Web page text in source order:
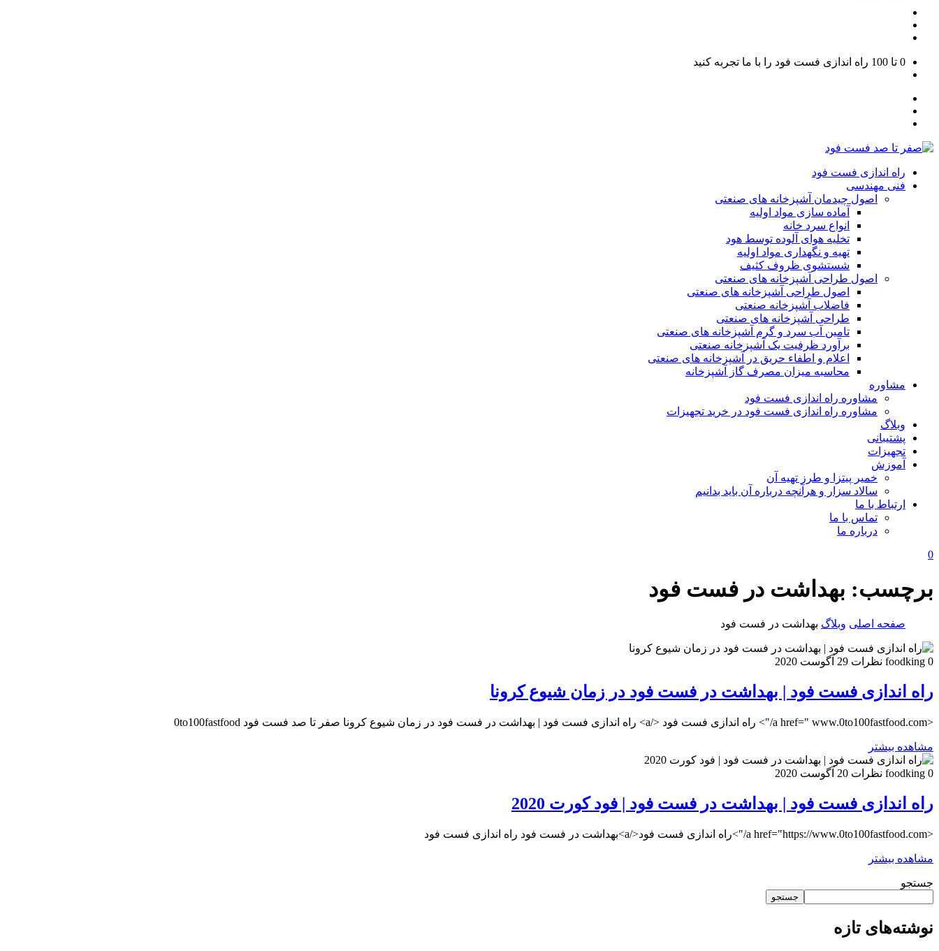
0 تا 100 راه اندازی فست فود را با ما تجربه کنید
راه اندازی فست فود
فنی مهندسی
اصول چیدمان آشپزخانه های صنعتی
آماده سازی مواد اولیه
انواع سرد خانه
تخلیه هوای آلوده توسط هود
تهیه و نگهداری مواد اولیه
شستشوی ظروف کثیف
اصول طراحی آشپزخانه های صنعتی
اصول طراحی آشپزخانه های صنعتی
فاضلاب آشپزخانه صنعتی
طراحی آشپزخانه های صنعتی
تامین آب سرد و گرم آشپزخانه های صنعتی
برآورد ظرفیت یک آشپزخانه صنعتی
اعلام و اطفاء حریق در آشپزخانه های صنعتی
محاسبه میزان مصرف گاز آشپزخانه
مشاوره
مشاوره راه اندازی فست فود
مشاوره راه اندازی فست فود در خرید تجهیزات
وبلاگ
پشتیبانی
تجهیزات
آموزش
خمیر پیتزا و طرز تهیه آن
سالاد سزار و هرآنچه درباره آن باید بدانیم
ارتباط با ما
تماس با ما
درباره ما
0
برچسب: بهداشت در فست فود
صفحه اصلی وبلاگ بهداشت در فست فود
foodking 0 نظرات 29 آگوست 2020
راه اندازی فست فود | بهداشت در فست فود در زمان شیوع کرونا
<a href=" www.0to100fastfood.com/"> راه اندازی فست فود </a> راه اندازی فست فود | بهداشت در فست فود در زمان شیوع کرونا صفر تا صد فست فود 0to100fastfood
مشاهده بیشتر
foodking 0 نظرات 20 آگوست 2020
راه اندازی فست فود | بهداشت در فست فود | فود کورت 2020
<a href="https://www.0to100fastfood.com/">راه اندازی فست فود</a>بهداشت در فست فود راه اندازی فست فود
مشاهده بیشتر
جستجو
جستجو
نوشته‌های تازه